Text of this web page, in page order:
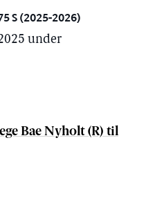
S (2025-2026)
under
Bae Nyholt (R) til